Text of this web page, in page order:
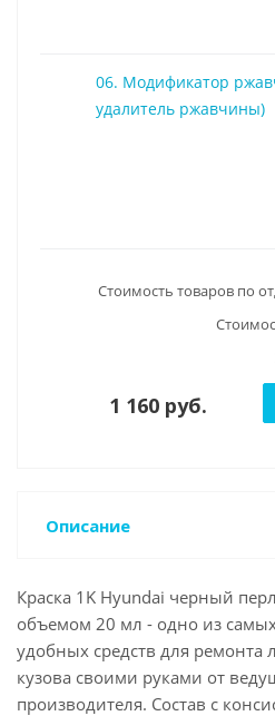
06. Модификатор
удалитель ржавчины)
Стоимость товаров по
1 160 руб.
Описание
Краска 1K Hyundai черный
объемом 20 мл - одно из
удобных средств для
кузова своими руками от
производителя. Состав с